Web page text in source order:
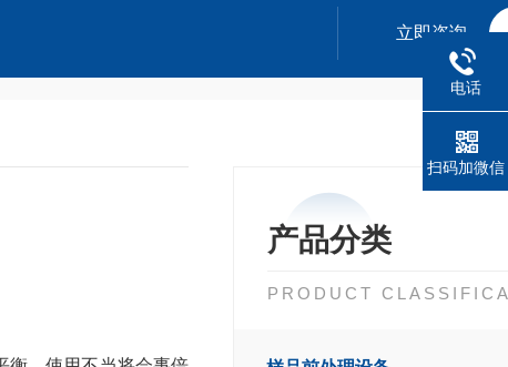
立即咨询
产品分类
PRODUCT
电话
扫码加微信